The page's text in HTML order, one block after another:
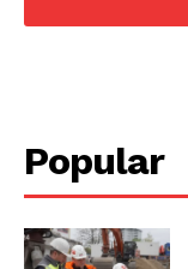
Popular